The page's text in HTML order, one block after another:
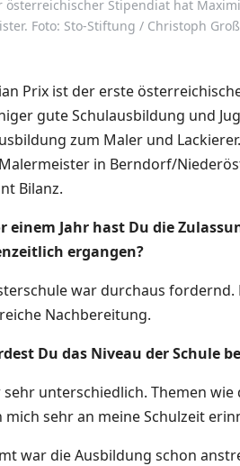
österreichischer Stipendiat hat
Foto: Sto-Stiftung / Christoph
Prix ist der erste
gute Schulausbildung und
zum Maler und
in Berndorf/
Bilanz.
einem Jahr hast Du die
ergangen?
war durchaus fordernd.
Nachbereitung.
Du das Niveau der Schule
sehr unterschiedlich. Themen
mich sehr an meine Schulzeit
war die Ausbildung schon